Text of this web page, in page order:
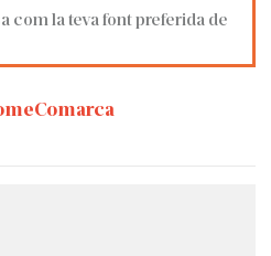
com la teva font preferida de